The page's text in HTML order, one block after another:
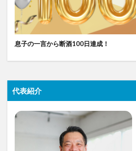
息子の一言から断酒100日達成！
代表紹介